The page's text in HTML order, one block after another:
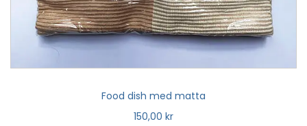
Food dish med matta
150,00 kr